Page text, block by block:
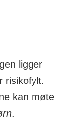
ligger
risikofylt.
kan møte
.